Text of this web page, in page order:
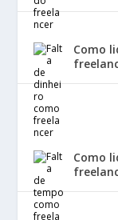
Como
Como